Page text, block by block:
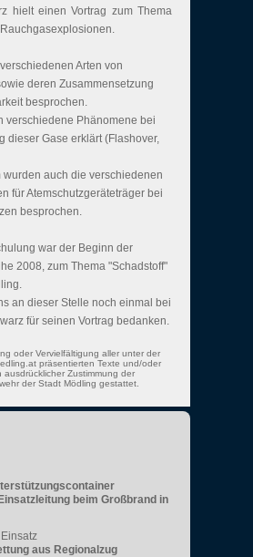
hielt einen Vortrag zum Thema
Arten von
deren Zusammensetzung
besprochen.
verschiedene Phänomene bei
dieser Gase erklärt (Flashover,
wurden auch die verschiedenen
für Atemschutzgeräteträger bei
besprochen.
war der Beginn der
2008, zum Thema "Schadstoff"
an dieser Stelle noch einmal bei
für seinen Vortrag bedanken.
oder Vervielfältigung aller unter der
präsentierten Texte und/oder
ausdrücklicher Zustimmung der
der Stadt Mödling gestattet.
beim Großbrand in
aus Regionalzug